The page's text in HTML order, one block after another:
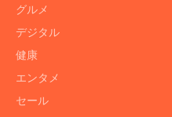
グルメ
デジタル
健康
エンタメ
セール